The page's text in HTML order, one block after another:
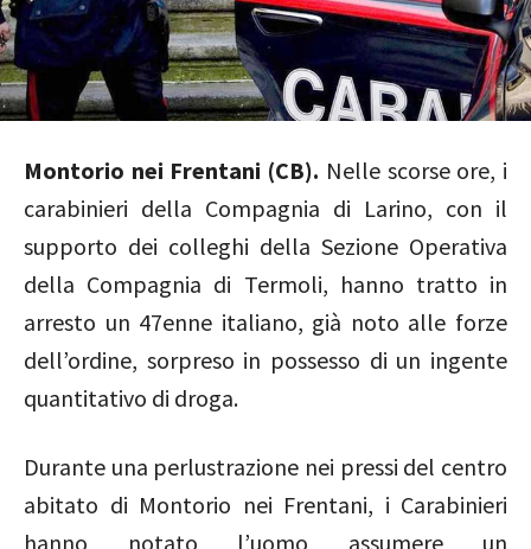
Montorio nei Frentani (CB). Nelle scorse ore, i
carabinieri della Compagnia di Larino, con il
supporto dei colleghi della Sezione Operativa
della Compagnia di Termoli, hanno tratto in
arresto un 47enne italiano, già noto alle forze
dell’ordine, sorpreso in possesso di un ingente
quantitativo di droga.
Durante una perlustrazione nei pressi del centro
abitato di Montorio nei Frentani, i Carabinieri
hanno notato l’uomo assumere un